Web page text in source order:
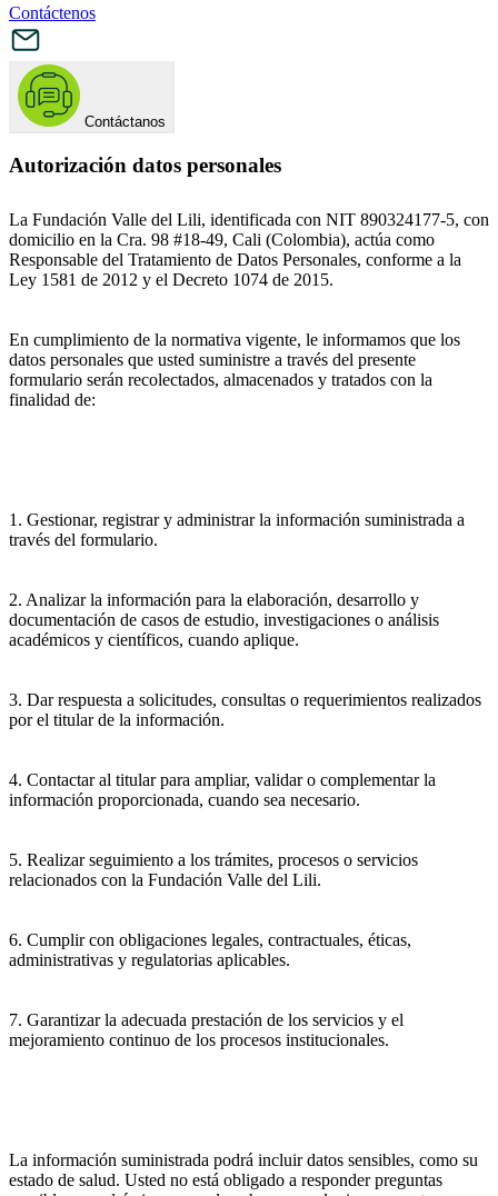
Contáctenos
Contáctanos
Autorización datos personales
La Fundación Valle del Lili, identificada con NIT 890324177-5, con
domicilio en la Cra. 98 #18-49, Cali (Colombia), actúa como
Responsable del Tratamiento de Datos Personales, conforme a la
Ley 1581 de 2012 y el Decreto 1074 de 2015.
En cumplimiento de la normativa vigente, le informamos que los
datos personales que usted suministre a través del presente
formulario serán recolectados, almacenados y tratados con la
finalidad de:
1. Gestionar, registrar y administrar la información suministrada a
través del formulario.
2. Analizar la información para la elaboración, desarrollo y
documentación de casos de estudio, investigaciones o análisis
académicos y científicos, cuando aplique.
3. Dar respuesta a solicitudes, consultas o requerimientos realizados
por el titular de la información.
4. Contactar al titular para ampliar, validar o complementar la
información proporcionada, cuando sea necesario.
5. Realizar seguimiento a los trámites, procesos o servicios
relacionados con la Fundación Valle del Lili.
6. Cumplir con obligaciones legales, contractuales, éticas,
administrativas y regulatorias aplicables.
7. Garantizar la adecuada prestación de los servicios y el
mejoramiento continuo de los procesos institucionales.
La información suministrada podrá incluir datos sensibles, como su
estado de salud. Usted no está obligado a responder preguntas